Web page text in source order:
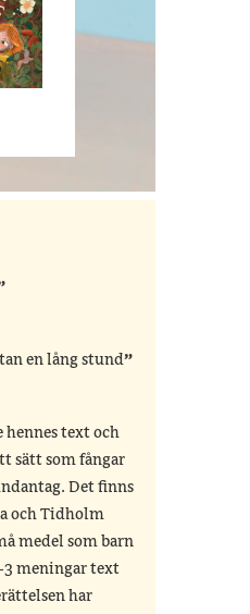
en lång stund
text och
sätt som fångar
Det finns
och Tidholm
medel som barn
3 meningar text
har